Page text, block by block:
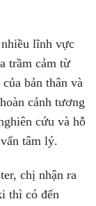
lĩnh vực
trầm cảm từ
bản thân và
cảnh tương
cứu và hỗ
tâm lý.
chị nhận ra
thì có đến